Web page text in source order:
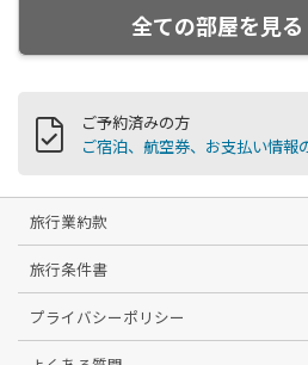
全ての部屋を見る
ご予約済みの方
ご宿泊、航空券、お支払い情報
旅行業約款
旅行条件書
プライバシーポリシー